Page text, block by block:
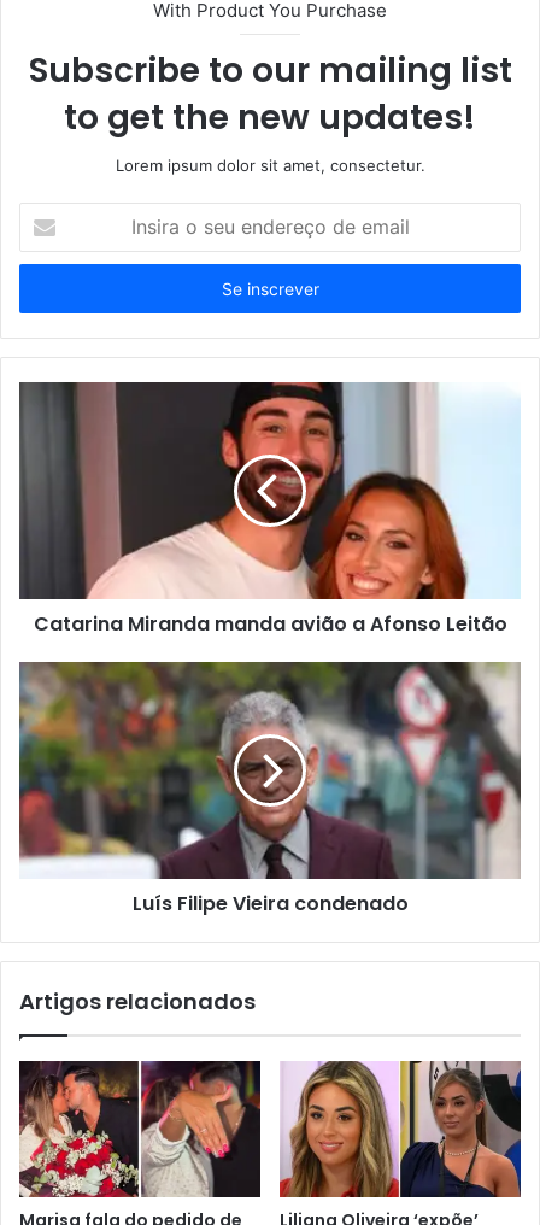
With Product You Purchase
Subscribe to our mailing list
to get the new updates!
Lorem ipsum dolor sit amet, consectetur.
seu
de
email
Catarina Miranda manda avião a Afonso Leitão
Luís Filipe Vieira condenado
Artigos relacionados
Marisa fala do pedido de
Liliana Oliveira ‘expõe’